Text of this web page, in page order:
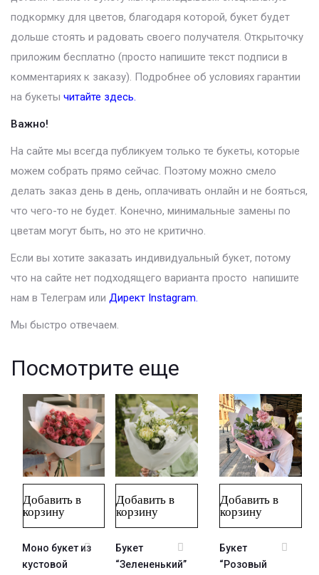
подкормку для цветов, благодаря которой, букет будет
дольше стоять и радовать своего получателя. Открыточку
приложим бесплатно (просто напишите текст подписи в
комментариях к заказу). Подробнее об условиях гарантии
на букеты читайте здесь.
Важно!
На сайте мы всегда публикуем только те букеты, которые
можем собрать прямо сейчас. Поэтому можно смело
делать заказ день в день, оплачивать онлайн и не бояться,
что чего-то не будет. Конечно, минимальные замены по
цветам могут быть, но это не критично.
Если вы хотите заказать индивидуальный букет, потому
что на сайте нет подходящего варианта просто напишите
нам в Телеграм или Директ Instagram.
Мы быстро отвечаем.
Посмотрите еще
Добавить в
корзину
Моно букет из
кустовой
Добавить в
корзину
Букет
“Зелененький”
Добавить в
корзину
Букет
“Розовый